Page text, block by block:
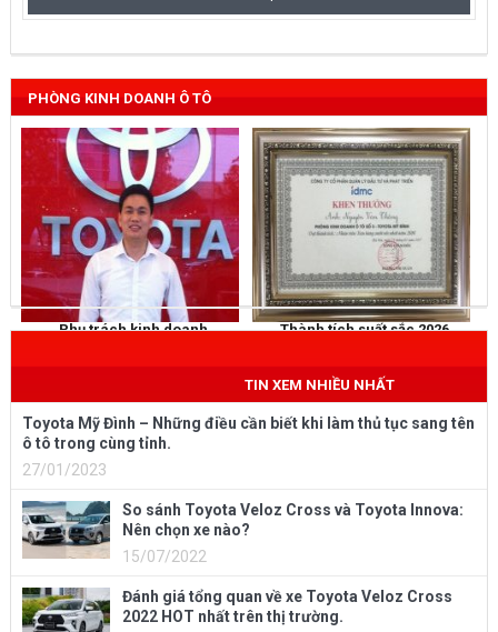
PHÒNG KINH DOANH Ô TÔ
Phụ trách kinh doanh Thành tích suất sắc 2026
TIN XEM NHIỀU NHẤT
Toyota Mỹ Đình – Những điều cần biết khi làm thủ tục sang tên
ô tô trong cùng tỉnh.
27/01/2023
So sánh Toyota Veloz Cross và Toyota Innova:
Nên chọn xe nào?
15/07/2022
Đánh giá tổng quan về xe Toyota Veloz Cross
2022 HOT nhất trên thị trường.